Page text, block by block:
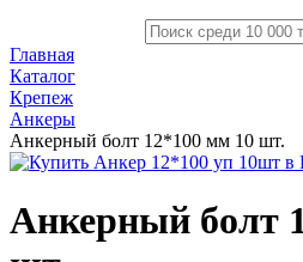
Главная
Каталог
Крепеж
Анкеры
Анкерный болт 12*100 мм 10 шт.
Анкерный болт